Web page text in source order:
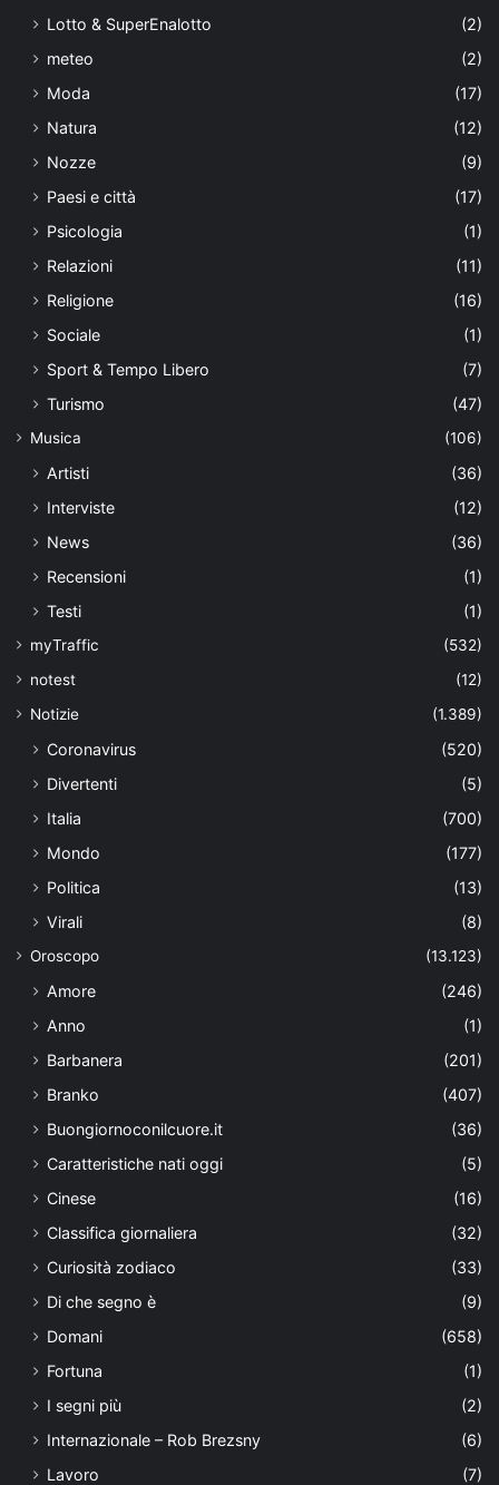
Lotto & SuperEnalotto
(2)
meteo
(2)
Moda
(17)
Natura
(12)
Nozze
(9)
Paesi e città
(17)
Psicologia
(1)
Relazioni
(11)
Religione
(16)
Sociale
(1)
Sport & Tempo Libero
(7)
Turismo
(47)
Musica (106)
Artisti
(36)
Interviste
(12)
News
(36)
Recensioni
(1)
Testi
(1)
myTraffic
(532)
notest
(12)
Notizie
(1.389)
Coronavirus
(520)
Divertenti
(5)
Italia
(700)
Mondo
(177)
Politica
(13)
Virali
(8)
Oroscopo (13.123)
Amore
(246)
Anno
(1)
Barbanera
(201)
Branko
(407)
Buongiornoconilcuore.it
(36)
Caratteristiche nati oggi
(5)
Cinese
(16)
Classifica giornaliera
(32)
Curiosità zodiaco
(33)
Di che segno è
(9)
Domani
(658)
Fortuna
(1)
I segni più
(2)
Internazionale – Rob Brezsny
(6)
Lavoro
(7)